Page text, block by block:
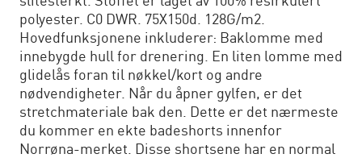
polyester. C0 DWR. 75X150d. 128G/m2.
Hovedfunksjonene inkluderer: Baklomme med
innebygde hull for drenering. En liten lomme med
glidelås foran til nøkkel/kort og andre
nødvendigheter. Når du åpner gylfen, er det
stretchmateriale bak den. Dette er det nærmeste
du kommer en ekte badeshorts innenfor
Norrøna-merket. Disse shortsene har en normal